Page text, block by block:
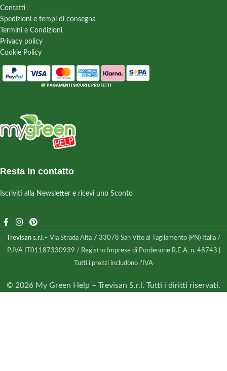
Contatti
Spedizioni e tempi di consegna
Termini e Condizioni
Privacy policy
Cookie Policy
Resta in contatto
Iscriviti alla Newsletter e ricevi uno Sconto
Trevisan s.r.l.– Via Strada Alta 7 33078 San Vito al Tagliamento (PN) Italia /
P.IVA IT01187330939 / Registro Imprese di Pordenone R.E.A. n. 48743 |
Tutti i prezzi includono l'IVA
© 2026 My Green Help – Trevisan S.r.l. Tutti i diritti riservati.